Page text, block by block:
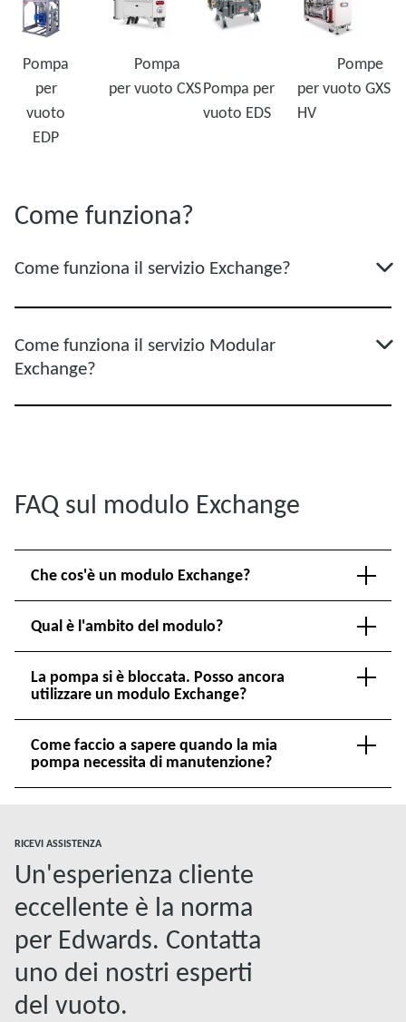
Pompa
per
vuoto
EDP
Pompa
per vuoto CXSPompa per
vuoto EDS
Pompe
per vuoto GXS
HV
Come funziona?
Come funziona il servizio Exchange?
Come funziona il servizio Modular
Exchange?
FAQ sul modulo Exchange
Che cos'è un modulo Exchange?
Qual è l'ambito del modulo?
La pompa si è bloccata. Posso ancora
utilizzare un modulo Exchange?
Come faccio a sapere quando la mia
pompa necessita di manutenzione?
RICEVI ASSISTENZA
Un'esperienza cliente
eccellente è la norma
per Edwards. Contatta
uno dei nostri esperti
del vuoto.